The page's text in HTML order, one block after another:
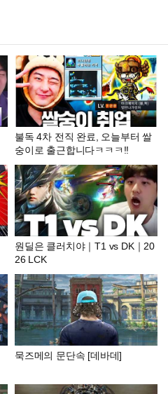
불독 4차 전직 완료, 오늘부터 쌀
숭이로 출근합니다ㅋㅋㅋ!!
원딜은 클러치야｜T1 vs DK｜20
26 LCK
묵즈메의 문단속 [데바데]